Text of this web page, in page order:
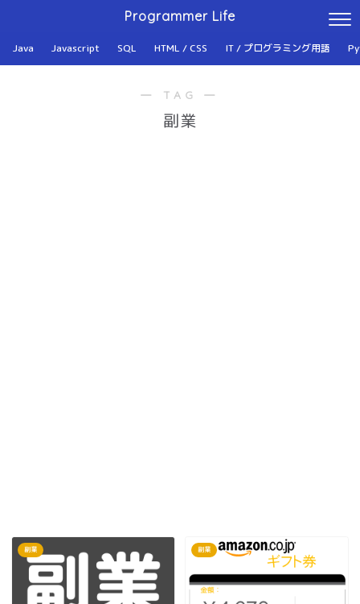
Programmer Life
Java Javascript SQL HTML / CSS IT / プログラミング用語
― TAG ―
副業
副業 副業